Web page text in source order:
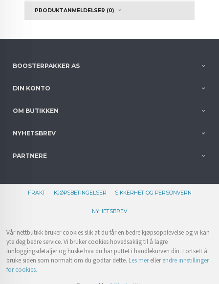
PRODUKTANMELDELSER (0)
BOOSTERPAKKER AS
DIN KONTO
OM BUTIKKEN
NYHETSBREV
PARTNERE
FRAKT KJØPSBETINGELSER SIKKERHET OG PERSONVERN
NYHETSBREV
Vår nettbutikk bruker cookies slik at du får en bedre kjøpsopplevelse og vi kan
yte deg bedre service. Vi bruker cookies hovedsaklig til å lagre
innloggingsdetaljer og huske hva du har puttet i handlekurven din. Fortsett å
bruke siden som normalt om du godtar dette. Les merellerendre innstillinger
for cookies.